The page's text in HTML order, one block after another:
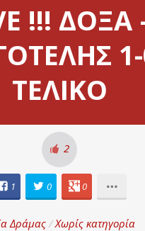
!!! ΔΟΞΑ
ΤΕΛΙΚΟ
2
1 0 0
Δράμας/Χωρίς κατηγορία